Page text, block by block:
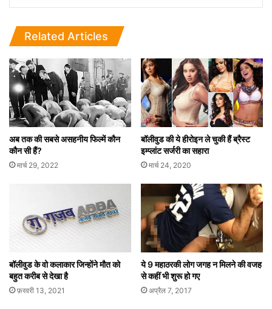
Related Articles
अब तक की सबसे असहनीय फिल्में कौन
कौन सी हैं?
मार्च 29, 2022
बॉलीवुड की ये हीरोइन ले चुकी हैं ब्रैस्ट
इम्प्लांट सर्जरी का सहारा
मार्च 24, 2020
बॉलीवुड के वो कलाकार जिन्होंने मौत को
बहुत करीब से देखा है
फ़रवरी 13, 2021
ये 9 महाठरकी लोग जगह न मिलने की वजह
से कहीं भी शुरू हो गए
अप्रैल 7, 2017